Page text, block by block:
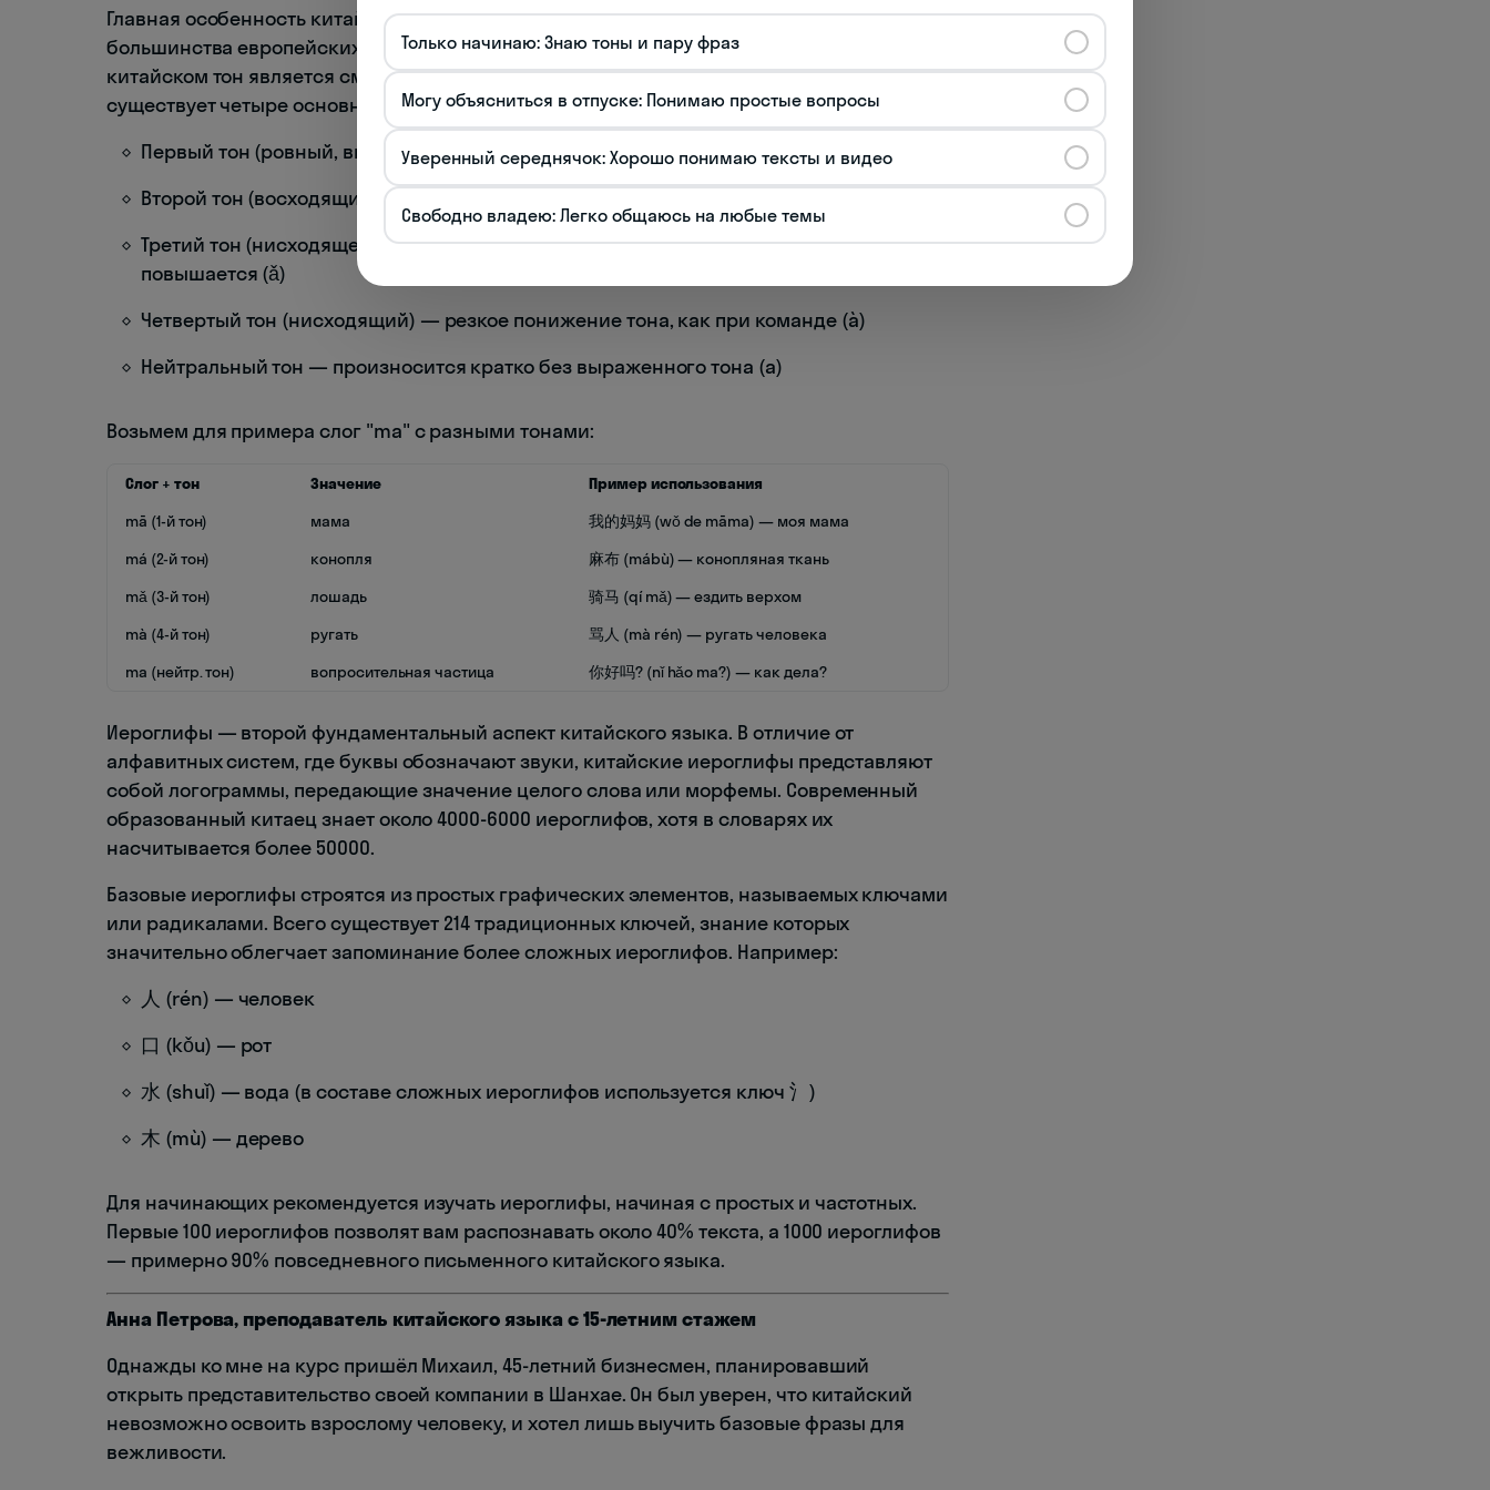
Главная особенность китайского языка — его тоновая система. В отличие от
большинства европейских языков, где тон голоса передает эмоциональный окрас, в
китайском тон является смыслоразличительным элементом. В мандаринском диалекте
существует четыре основных тона плюс нейтральный тон:
Первый тон (ровный, высокий) — произносится ровно на высокой ноте (ā)
Второй тон (восходящий) — голос повышается, как при вопросе (á)
Третий тон (нисходяще-восходящий) — голос сначала понижается, затем
повышается (ǎ)
Четвертый тон (нисходящий) — резкое понижение тона, как при команде (à)
Нейтральный тон — произносится кратко без выраженного тона (a)
Возьмем для примера слог "ma" с разными тонами:
Слог + тон Значение
Пример использования
mā (1-й тон)
мама
我的妈妈 (wǒ de māma) — моя мама
má (2-й тон)
конопля
麻布 (mábù) — конопляная ткань
mǎ (3-й тон)
лошадь
骑马 (qí mǎ) — ездить верхом
mà (4-й тон)
ругать
骂人 (mà rén) — ругать человека
ma (нейтр. тон)
вопросительная частица 你好吗? (nǐ hǎo ma?) — как дела?
Иероглифы — второй фундаментальный аспект китайского языка. В отличие от
алфавитных систем, где буквы обозначают звуки, китайские иероглифы представляют
собой логограммы, передающие значение целого слова или морфемы. Современный
образованный китаец знает около 4000-6000 иероглифов, хотя в словарях их
насчитывается более 50000.
Базовые иероглифы строятся из простых графических элементов, называемых ключами
или радикалами. Всего существует 214 традиционных ключей, знание которых
значительно облегчает запоминание более сложных иероглифов. Например:
人 (rén) — человек
口 (kǒu) — рот
水 (shuǐ) — вода (в составе сложных иероглифов используется ключ 氵)
木 (mù) — дерево
Для начинающих рекомендуется изучать иероглифы, начиная с простых и частотных.
Первые 100 иероглифов позволят вам распознавать около 40% текста, а 1000 иероглифов
— примерно 90% повседневного письменного китайского языка.
Анна Петрова, преподаватель китайского языка с 15-летним стажем
Однажды ко мне на курс пришёл Михаил, 45-летний бизнесмен, планировавший
открыть представительство своей компании в Шанхае. Он был уверен, что китайский
невозможно освоить взрослому человеку, и хотел лишь выучить базовые фразы для
вежливости.
Только начинаю: Знаю тоны и пару фраз
Могу объясниться в отпуске: Понимаю простые вопросы
Уверенный середнячок: Хорошо понимаю тексты и видео
Свободно владею: Легко общаюсь на любые темы